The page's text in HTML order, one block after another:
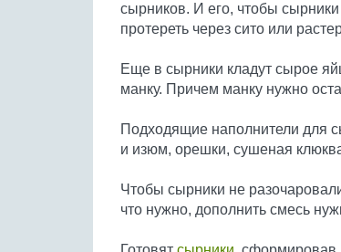
сырников. И его, чтобы
протереть через сито или
Еще в сырники кладут сырое
манку. Причем манку нужно
Подходящие наполнители для
и изюм, орешки, сушеная
Чтобы сырники не
что нужно, дополнить смесь